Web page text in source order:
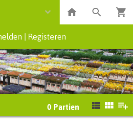
Registeren
0 Partien